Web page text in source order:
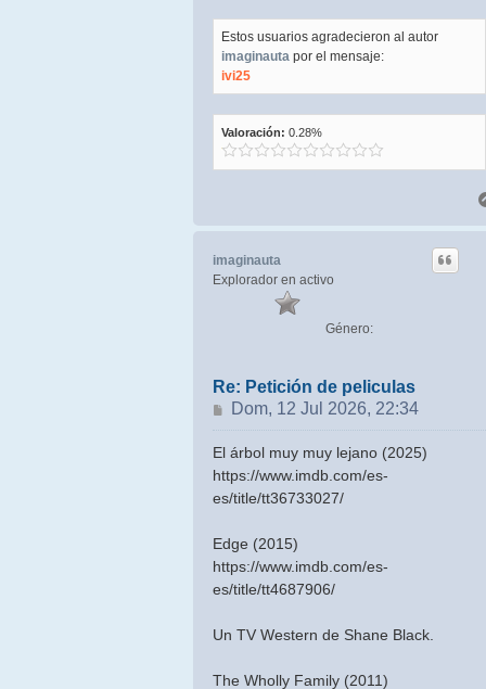
Estos usuarios agradecieron al autor
imaginauta por el mensaje:
ivi25
Valoración: 0.28%
imaginauta
Explorador en activo
Género:
Re: Petición de peliculas
Mensaje
Dom, 12 Jul 2026, 22:34
El árbol muy muy lejano (2025)
https://www.imdb.com/es-
es/title/tt36733027/
Edge (2015)
https://www.imdb.com/es-
es/title/tt4687906/
Un TV Western de Shane Black.
The Wholly Family (2011)